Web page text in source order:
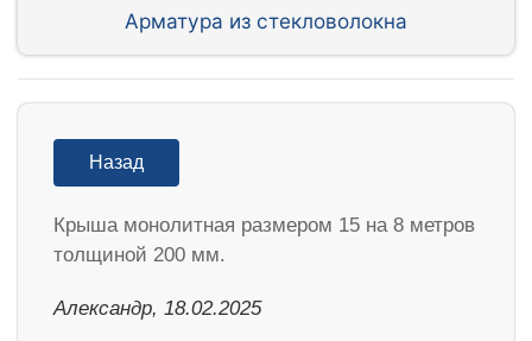
Арматура из стекловолокна
Назад
Крыша монолитная размером 15 на 8 метров
толщиной 200 мм.
Александр, 18.02.2025